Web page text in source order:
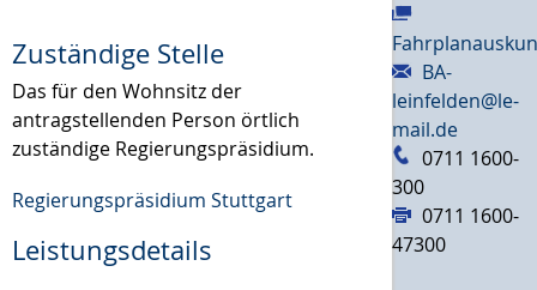
Zuständige Stelle
Das für den Wohnsitz der
antragstellenden Person örtlich
zuständige Regierungspräsidium.
Regierungspräsidium Stuttgart
Leistungsdetails
BA-
leinfelden@le-
mail.de
0711 1600-
300
0711 1600-
47300